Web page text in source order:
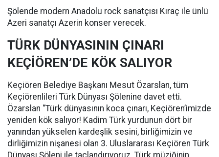
Şölende modern Anadolu rock sanatçısı Kıraç ile ünlü
Azeri sanatçı Azerin konser verecek.
TÜRK DÜNYASININ ÇINARI
KEÇİÖREN’DE KÖK SALIYOR
Keçiören Belediye Başkanı Mesut Özarslan, tüm
Keçiörenlileri Türk Dünyası Şölenine davet etti.
Özarslan “Türk dünyasının koca çınarı, Keçiören’imizde
yeniden kök salıyor! Kadim Türk yurdunun dört bir
yanından yükselen kardeşlik sesini, birliğimizin ve
dirliğimizin nişanesi olan 3. Uluslararası Keçiören Türk
Dünyası Şöleni ile taçlandırıyoruz. Türk müziğinin